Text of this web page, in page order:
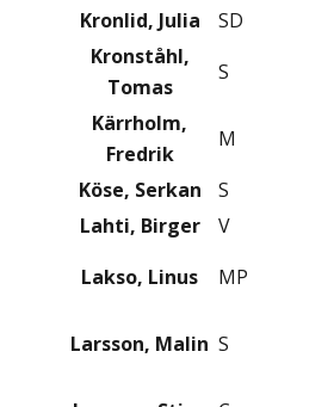
Kronlid, Julia
SD
Kronståhl,
Tomas
S
Kärrholm,
Fredrik
M
Köse, Serkan
S
Lahti, Birger
V
Lakso, Linus
MP
Larsson, Malin S